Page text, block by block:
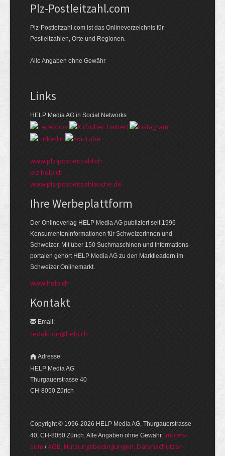
Plz-Postleitzahl.com
Plz-Postleitzahl.com ist das Onlineverzeichnis für
Postleitzahlen, Orte und Regionen.
Alle Angaben ohne Gewähr
Links
HELP Media AG in Social Networks
www.plz-postleitzahl.ch
plz.help.ch
www.plz-postleitzahlsuche.de
Ihre Werbeplattform
Der Onlineverlag HELP Media AG publiziert seit 1996
Konsumenten­informationen für Schweizerinnen und
Schweizer. Mit über 150 Suchmaschinen und Informations­
portalen gehört HELP Media AG zu den Markt­leadern im
Schweizer Onlinemarkt.
www.help.ch
Kontakt
Email:
redaktion@help.ch
Adresse:
HELP Media AG
Thurgauerstrasse 40
CH-8050 Zürich
Copyright © 1996-2026 HELP Media AG, Thurgauer­strasse
40, CH-8050 Zürich. Alle Angaben ohne Gewähr. Im­pres­
sum /AGB, Nut­zungs­bedin­gungen, Daten­schutz­er­